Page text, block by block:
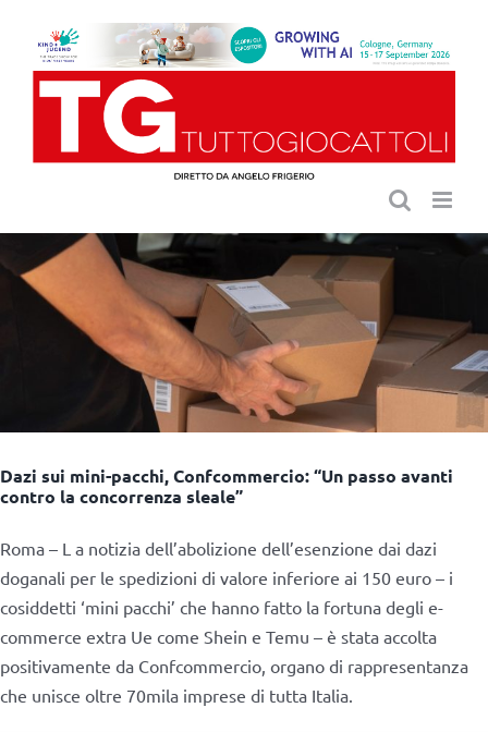
contenuto
Dazi sui mini-pacchi, Confcommercio: “Un passo avanti
contro la concorrenza sleale”
Roma – L a notizia dell’abolizione dell’esenzione dai dazi
doganali per le spedizioni di valore inferiore ai 150 euro – i
cosiddetti ‘mini pacchi’ che hanno fatto la fortuna degli e-
commerce extra Ue come Shein e Temu – è stata accolta
positivamente da Confcommercio, organo di rappresentanza
che unisce oltre 70mila imprese di tutta Italia.